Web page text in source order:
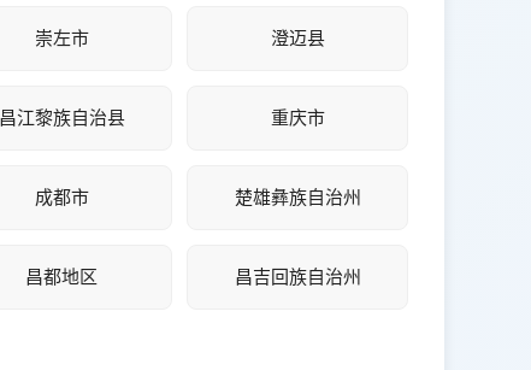
崇左市 澄迈县
昌江黎族自治县 重庆市
成都市 楚雄彝族自治州
昌都地区 昌吉回族自治州